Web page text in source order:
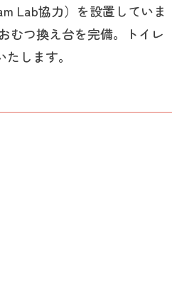
Lab協力）を設置していま
むつ換え台を完備。トイレ
します。